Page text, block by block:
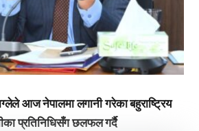
आज नेपालमा लगानी गरेका बहुराष्ट्रिय
प्रतिनिधिसँग छलफल गर्दै